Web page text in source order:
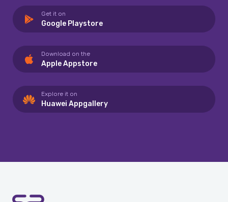
Get it on
Google Playstore
Download on the
Apple Appstore
Explore it on
Huawei Appgallery